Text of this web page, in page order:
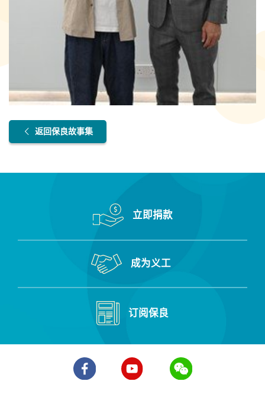
返回保良故事集
立即捐款
成为义工
订阅保良